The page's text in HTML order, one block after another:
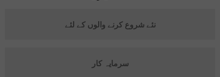
نئے شروع کرنے والوں کے لئے
سرمایہ کار